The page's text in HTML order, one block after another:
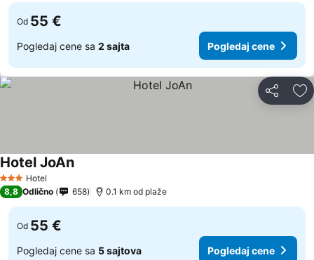
Od 55 €
Pogledaj cene sa 2 sajta Pogledaj cene
Deli
3 Zvezdice
Hotel
Hotel JoAn
8,8 Odlično 658 0.1 km od plaže
Od 55 €
Pogledaj cene sa 5 sajtova Pogledaj cene